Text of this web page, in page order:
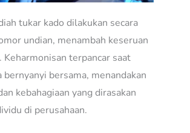
tukar kado dilakukan secara
undian, menambah keseruan
Keharmonisan terpancar saat
bersama, menandakan
kebahagiaan yang dirasakan
di perusahaan.